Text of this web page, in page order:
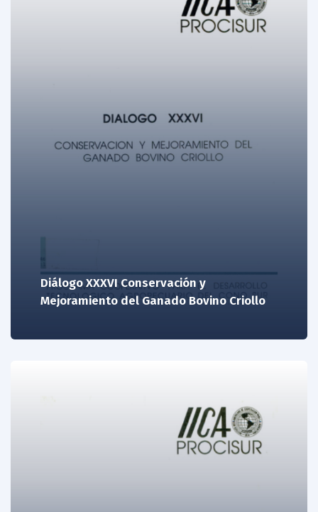
Diálogo XXXVI Conservación y
Mejoramiento del Ganado Bovino Criollo